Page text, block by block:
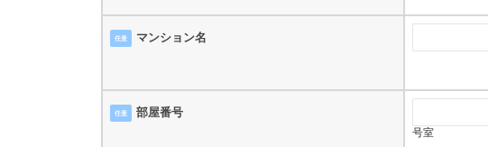
任意 マンション名
任意 部屋番号
号室